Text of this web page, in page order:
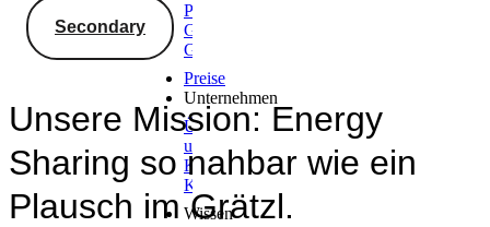
Privat
Gewerbe
Gemeinden
Preise
Unternehmen
Über
uns
Karriere
Kontakt
Wissen
Secondary
Unsere Mission: Energy
Sharing so nahbar wie ein
Plausch im Grätzl.